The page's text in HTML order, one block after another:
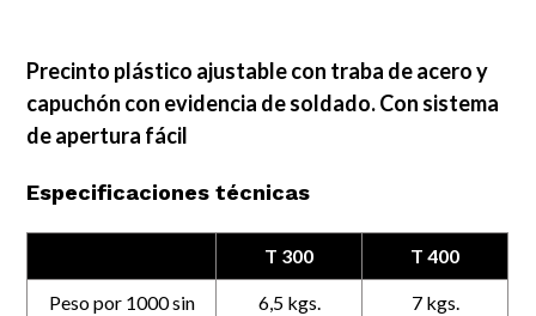
Precinto plástico ajustable con traba de acero y
capuchón con evidencia de soldado. Con sistema
de apertura fácil
Especificaciones técnicas
T 300 T 400
Peso por 1000 sin
6,5 kgs. 7 kgs.